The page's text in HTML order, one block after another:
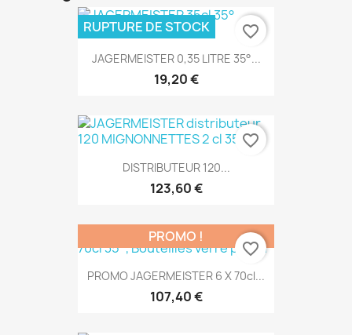
JAGERMEISTER 0,35 LITRE 35°...
19,20 €
RUPTURE DE STOCK favorite_border
DISTRIBUTEUR 120...
123,60 €
favorite_border
PROMO JAGERMEISTER 6 X 70cl...
107,40 €
PROMO !
favorite_border